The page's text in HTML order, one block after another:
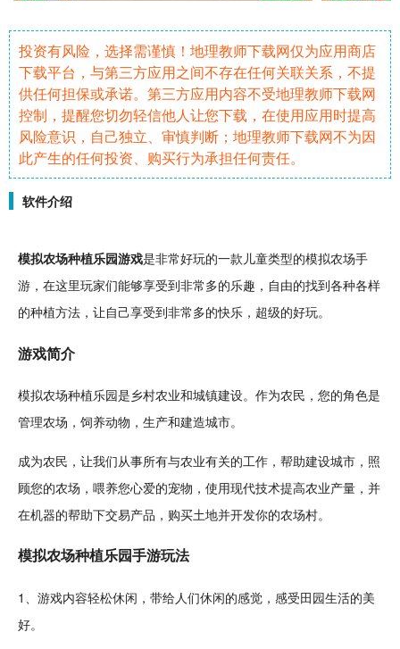
投资有风险，选择需谨慎！地理教师下载网仅为应用商店
下载平台，与第三方应用之间不存在任何关联关系，不提
供任何担保或承诺。第三方应用内容不受地理教师下载网
控制，提醒您切勿轻信他人让您下载，在使用应用时提高
风险意识，自己独立、审慎判断；地理教师下载网不为因
此产生的任何投资、购买行为承担任何责任。
软件介绍
模拟农场种植乐园游戏是非常好玩的一款儿童类型的模拟农场手
游 ，在这里玩家们能够享受到非常多的乐趣， 自由的找到各种各样
的种植方法，让自己享受到非常多的快乐，超级的好玩。
游戏简介
模拟农场种植乐园是乡村农业和城镇建设。作为农民，您的角色是
管理农场， 饲养动物 ，生产和建造城市。
成为农民，让我们从事所有与农业有关的工作，帮助建设城市，照
顾您的农场，喂养您心爱的宠物 ，使用现代技术提高农业产量，并
在机器的帮助下交易产品，购买土地并开发你的农场村。
模拟农场种植乐园手游玩法
1、游戏内容轻松休闲 ，带给人们休闲的感觉，感受田园生活的美
好。